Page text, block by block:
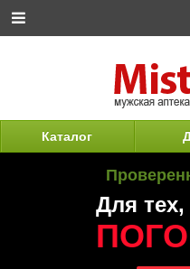
Каталог
Для